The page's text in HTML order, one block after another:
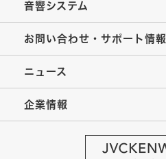
音響システム
お問い合わせ・サポート情報
ニュース
企業情報